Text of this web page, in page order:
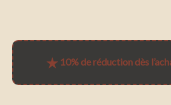
★ 10% de réduction dès